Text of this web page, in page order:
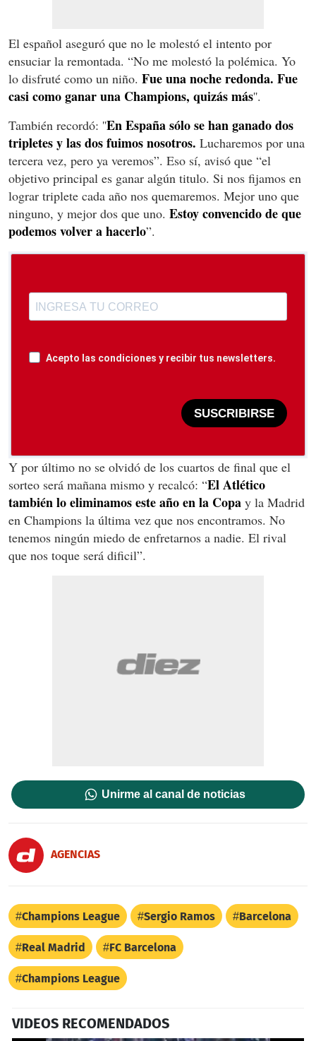
El español aseguró que no le molestó el intento por
ensuciar la remontada. “No me molestó la polémica. Yo
lo disfruté como un niño. Fue una noche redonda. Fue
casi como ganar una Champions, quizás más''.
También recordó: ''En España sólo se han ganado dos
tripletes y las dos fuimos nosotros. Lucharemos por una
tercera vez, pero ya veremos”. Eso sí, avisó que “el
objetivo principal es ganar algún titulo. Si nos fijamos en
lograr triplete cada año nos quemaremos. Mejor uno que
ninguno, y mejor dos que uno. Estoy convencido de que
podemos volver a hacerlo”.
Acepto las condiciones y recibir tus newsletters.
SUSCRIBIRSE
Y por último no se olvidó de los cuartos de final que el
sorteo será mañana mismo y recalcó: “El Atlético
también lo eliminamos este año en la Copa y la Madrid
en Champions la última vez que nos encontramos. No
tenemos ningún miedo de enfretarnos a nadie. El rival
que nos toque será dificil”.
Unirme al canal de noticias
AGENCIAS
Champions League Sergio Ramos Barcelona
Real Madrid FC Barcelona
Champions League
VIDEOS RECOMENDADOS